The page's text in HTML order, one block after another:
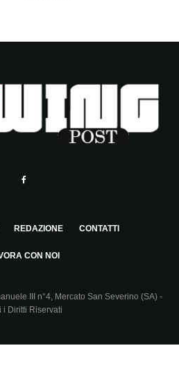
REDAZIONE CONTATTI
CON NOI
III n°4, Mercato San Severino (SA) -
i Diritti Riservati